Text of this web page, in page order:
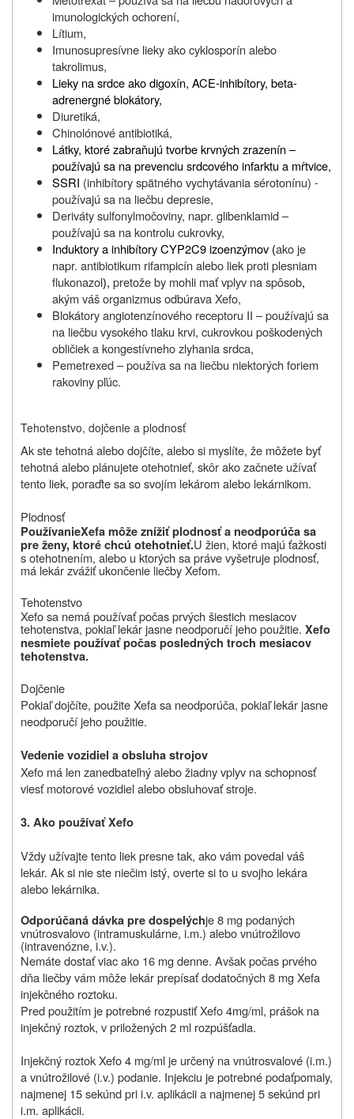
imunologických ochorení,
Lítium,
Imunosupresívne lieky ako cyklosporín alebo
takrolimus,
Lieky na srdce ako digoxín, ACE-inhibítory, beta-
adrenergné blokátory,
Diuretiká,
Chinolónové antibiotiká,
Látky, ktoré zabraňujú tvorbe krvných zrazenín –
používajú sa na prevenciu srdcového infarktu a mŕtvice,
SSRI (inhibítory spätného vychytávania sérotonínu) -
používajú sa na liečbu depresie,
Deriváty sulfonylmočoviny, napr. glibenklamid –
používajú sa na kontrolu cukrovky,
Induktory a inhibítory CYP2C9 izoenzýmov (ako je
napr. antibiotikum rifampicínalebo liekprotiplesniam
flukonazol), pretožeby mohli maťvplyv naspôsob,
akýmvášorganizmusodbúravaXefo,
Blokátory angiotenzínového receptoru II – používajú sa
na liečbu vysokého tlaku krvi, cukrovkou poškodených
obličiek a kongestívneho zlyhania srdca,
Pemetrexed – používa sa na liečbu niektorých foriem
rakoviny pľúc.
Tehotenstvo, dojčenie a plodnosť
Ak ste tehotná alebo dojčíte, alebo si myslíte, že môžete byť
tehotná alebo plánujete otehotnieť, skôr ako začnete užívať
tento liek, poraďte sa so svojím lekárom alebo lekárnikom.
Plodnosť
PoužívanieXefa môže znížiť plodnosť a neodporúča sa
pre ženy, ktoré chcú otehotnieť.U žien, ktoré majú ťažkosti
s otehotnením, alebo u ktorých sa práve vyšetruje plodnosť,
má lekár zvážiť ukončenie liečby Xefom.
Tehotenstvo
Xefo sa nemá používať počas prvých šiestich mesiacov
tehotenstva, pokiaľ lekár jasne neodporučí jeho použitie. Xefo
nesmiete používať počas posledných troch mesiacov
tehotenstva.
Dojčenie
Pokiaľ dojčíte, použite Xefa sa neodporúča, pokiaľ lekár jasne
neodporučí jeho použitie.
Vedenie vozidiel a obsluha strojov
Xefo má len zanedbateľný alebo žiadny vplyv na schopnosť
viesť motorové vozidiel alebo obsluhovať stroje.
3. Ako používať Xefo
Vždy užívajte tento liek presne tak, ako vám povedal váš
lekár. Ak si nie ste niečim istý, overte si to u svojho lekára
alebo lekárnika.
Odporúčaná dávka pre dospelýchje 8 mg podaných
vnútrosvalovo (intramuskulárne, i.m.) alebo vnútrožilovo
(intravenózne, i.v.).
Nemáte dostať viac ako 16 mg denne. Avšak počas prvého
dňa liečby vám môže lekár prepísať dodatočných 8 mg Xefa
injekčného roztoku.
Pred použitím je potrebné rozpustiť Xefo 4mg/ml, prášok na
injekčný roztok, v priložených 2 ml rozpúšťadla.
Injekčný roztok Xefo 4 mg/ml je určený na vnútrosvalové (i.m.)
a vnútrožilové (i.v.) podanie. Injekciu je potrebné podaťpomaly,
najmenej 15 sekúnd pri i.v. aplikácii a najmenej 5 sekúnd pri
i.m. aplikácii.